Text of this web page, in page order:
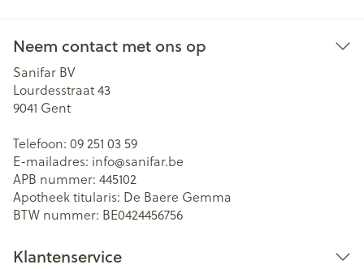
Neem contact met ons op
Sanifar BV
Lourdesstraat 43
9041 Gent
Telefoon: 09 251 03 59
E-mailadres: info@sanifar.be
APB nummer: 445102
Apotheek titularis: De Baere Gemma
BTW nummer: BE0424456756
Klantenservice